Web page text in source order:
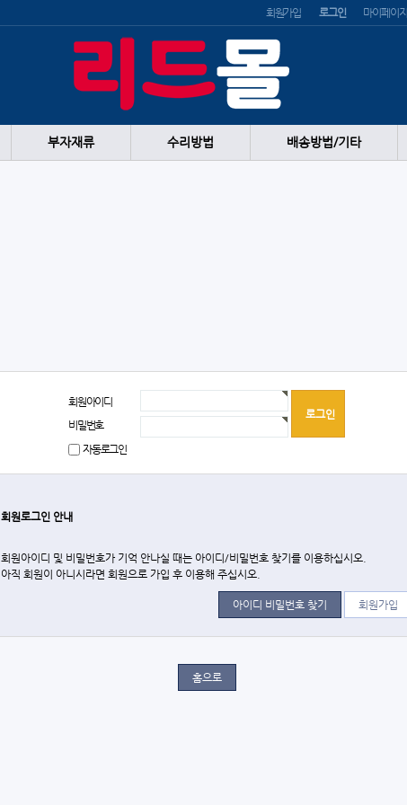
회원가입 로그인 마이페이지
부자재류 수리방법 배송방법/기타
회원아이디
비밀번호
자동로그인
회원로그인 안내
회원아이디 및 비밀번호가 기억 안나실 때는 아이디/비밀번호 찾기를 이용하십시오.
아직 회원이 아니시라면 회원으로 가입 후 이용해 주십시오.
아이디 비밀번호 찾기 회원가입
홈으로